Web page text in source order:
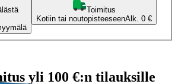
Toimitus
Kotiin tai noutopisteeseenAlk. 0 €
yli 100 €:n tilauksille